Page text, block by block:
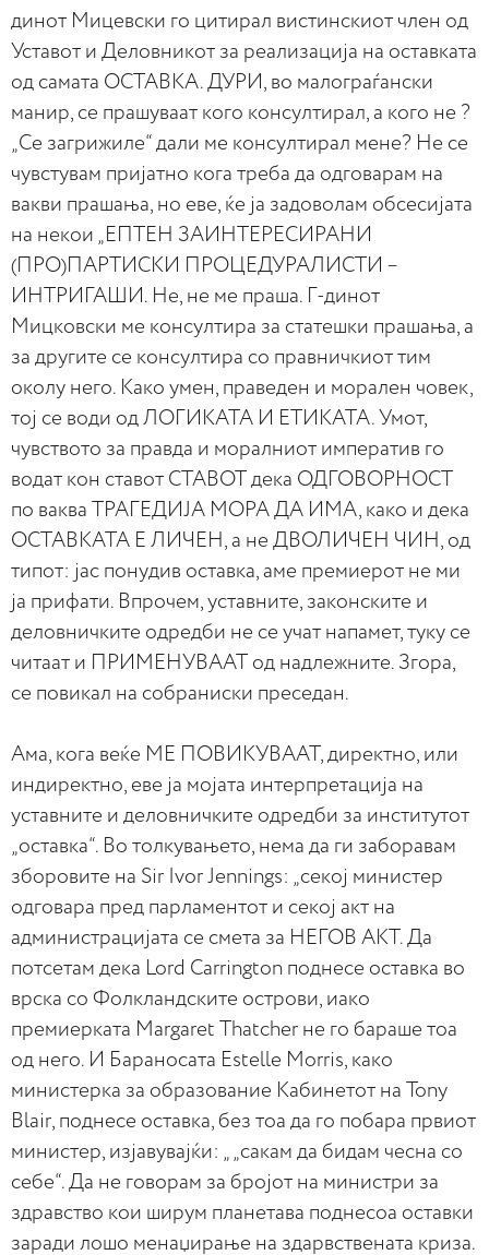
динот Мицевски го цитирал вистинскиот член од
Уставот и Деловникот за реализација на оставката
од самата ОСТАВКА. ДУРИ, во малограѓански
манир, се прашуваат кого консултирал, а кого не ?
„Се загрижиле“ дали ме консултирал мене? Не се
чувстувам пријатно кога треба да одговарам на
вакви прашања, но еве, ќе ја задоволам обсесијата
на некои „ЕПТЕН ЗАИНТЕРЕСИРАНИ
(ПРО)ПАРТИСКИ ПРОЦЕДУРАЛИСТИ –
ИНТРИГАШИ. Не, не ме праша. Г-динот
Мицковски ме консултира за статешки прашања, а
за другите се консултира со правничкиот тим
околу него. Како умен, праведен и морален човек,
тој се води од ЛОГИКАТА И ЕТИКАТА. Умот,
чувството за правда и моралниот императив го
водат кон ставот СТАВОТ дека ОДГОВОРНОСТ
по ваква ТРАГЕДИЈА МОРА ДА ИМА, како и дека
ОСТАВКАТА Е ЛИЧЕН, а не ДВОЛИЧЕН ЧИН, од
типот: јас понудив оставка, аме премиерот не ми
ја прифати. Впрочем, уставните, законските и
деловничките одредби не се учат напамет, туку се
читаат и ПРИМЕНУВААТ од надлежните. Згора,
се повикал на собраниски преседан.
Ама, кога веќе МЕ ПОВИКУВААТ, директно, или
индиректно, еве ја мојата интерпретација на
уставните и деловничките одредби за институтот
„оставка“. Во толкувањето, нема да ги заборавам
зборовите на Sir Ivor Jennings: „секој министер
одговара пред парламентот и секој акт на
администрацијата се смета за НЕГОВ АКТ. Да
потсетам дека Lord Carrington поднесе оставка во
врска со Фолкландските острови, иако
премиерката Margaret Thatcher не го бараше тоа
од него. И Бараносата Estelle Morris, како
министерка за образование Кабинетот на Tony
Blair, поднесе оставка, без тоа да го побара првиот
министер, изјавувајќи: „ „сакам да бидам чесна со
себе“. Да не говорам за бројот на министри за
здравство кои ширум планетава поднесоа оставки
заради лошо менаџирање на здарвствената криза.